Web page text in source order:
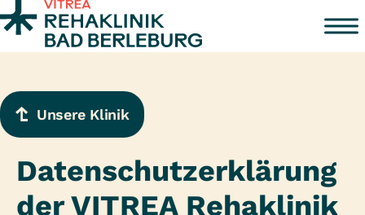
Zum Inhalt springen
Unsere Klinik
Datenschutzerklärung
der VITREA Rehaklinik